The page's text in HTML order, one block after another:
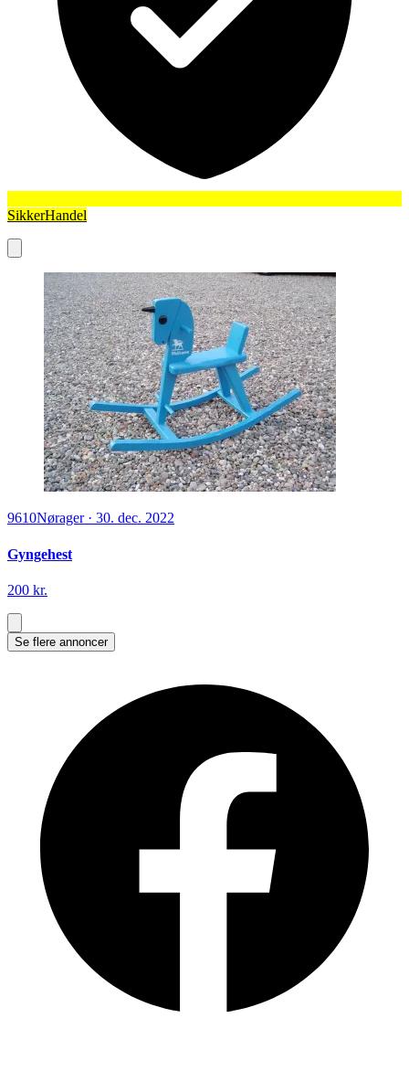
SikkerHandel
9610Nørager· 30. dec. 2022
Gyngehest
200 kr.
Se flere annoncer